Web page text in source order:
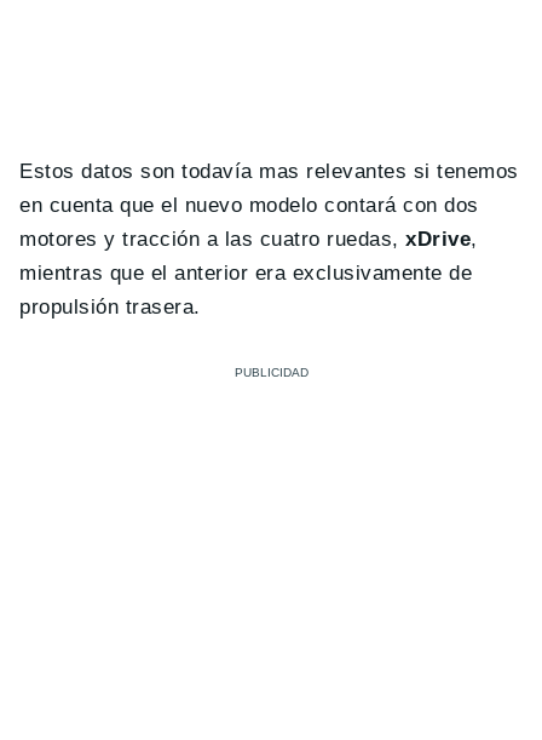
Estos datos son todavía mas relevantes si tenemos
en cuenta que el nuevo modelo contará con dos
motores y tracción a las cuatro ruedas,xDrive,
mientras que el anterior era exclusivamente de
propulsión trasera.